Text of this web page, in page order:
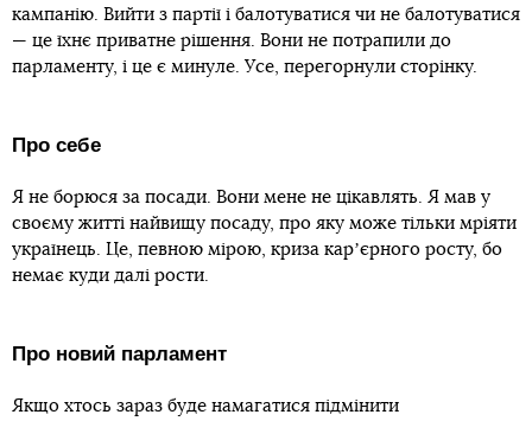
кампанію. Вийти з партії і балотуватися чи не балотуватися
— це їхнє приватне рішення. Вони не потрапили до
парламенту, і це є минуле. Усе, перегорнули сторінку.
Про себе
Я не борюся за посади. Вони мене не цікавлять. Я мав у
своєму житті найвищу посаду, про яку може тільки мріяти
українець. Це, певною мірою, криза карʼєрного росту, бо
немає куди далі рости.
Про новий парламент
Якщо хтось зараз буде намагатися підмінити